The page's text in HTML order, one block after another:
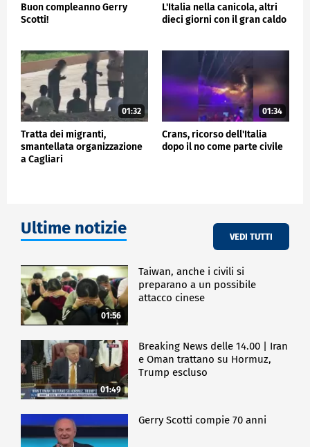
Buon compleanno Gerry
Scotti!
L'Italia nella canicola, altri
dieci giorni con il gran caldo
01:32
Tratta dei migranti,
smantellata organizzazione
a Cagliari
01:34
Crans, ricorso dell'Italia
dopo il no come parte civile
Ultime notizie VEDI TUTTI
01:56
Taiwan, anche i civili si
preparano a un possibile
attacco cinese
01:49
Breaking News delle 14.00 | Iran
e Oman trattano su Hormuz,
Trump escluso
Gerry Scotti compie 70 anni